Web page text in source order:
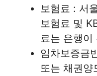
보험료 : 서
보험료 및
료는 은행이
임차보증금
또는 채권양